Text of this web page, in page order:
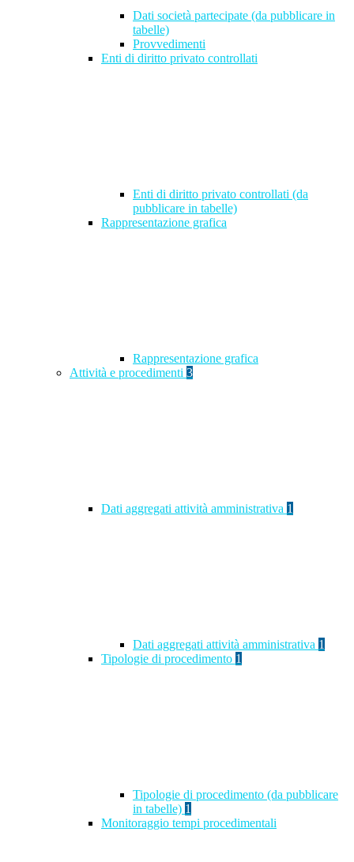
Dati società partecipate (da pubblicare in
tabelle)
Provvedimenti
Enti di diritto privato controllati
Enti di diritto privato controllati (da
pubblicare in tabelle)
Rappresentazione grafica
Rappresentazione grafica
Attività e procedimenti 3
Dati aggregati attività amministrativa 1
Dati aggregati attività amministrativa 1
Tipologie di procedimento 1
Tipologie di procedimento (da pubblicare
in tabelle) 1
Monitoraggio tempi procedimentali